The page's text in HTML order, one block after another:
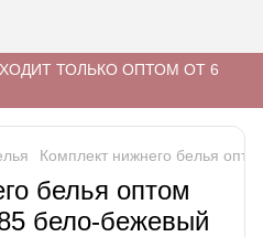
ТОЛЬКО ОПТОМ ОТ 6
Комплект нижнего белья
белья оптом
бело-бежевый